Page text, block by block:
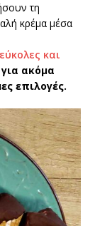
τη
κρέμα μέσα
και
για ακόμα
επιλογές.